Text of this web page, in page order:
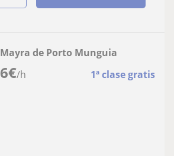
6€/h 1ª clase gratis
Mayra de Porto Munguia